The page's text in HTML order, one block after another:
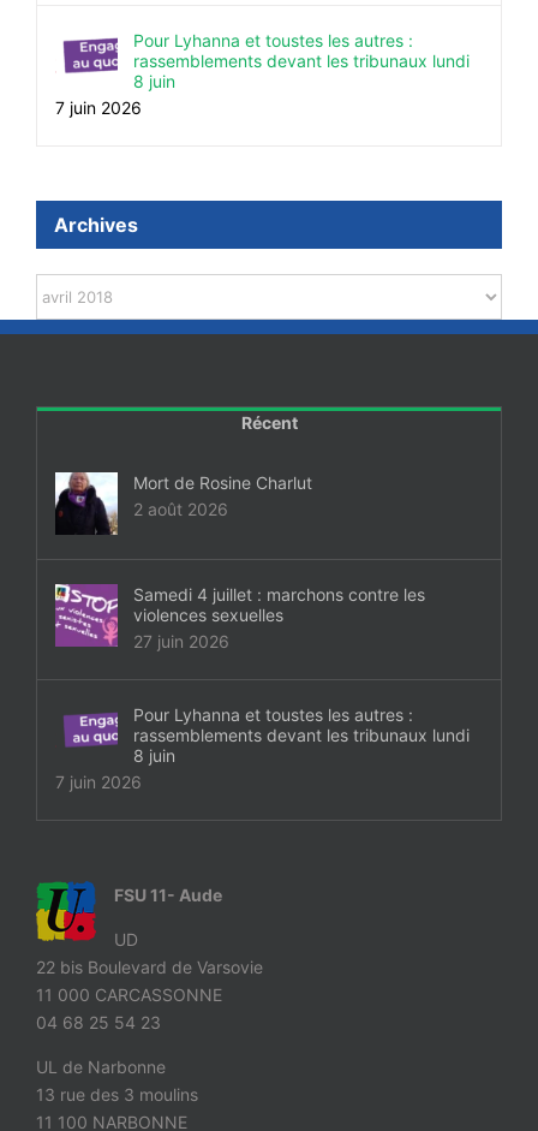
Pour Lyhanna et toustes les autres :
rassemblements devant les tribunaux lundi
8 juin
7 juin 2026
Archives
Archives
Récent
Mort de Rosine Charlut
2 août 2026
Samedi 4 juillet : marchons contre les
violences sexuelles
27 juin 2026
Pour Lyhanna et toustes les autres :
rassemblements devant les tribunaux lundi
8 juin
7 juin 2026
FSU 11- Aude
UD
22 bis Boulevard de Varsovie
11 000 CARCASSONNE
04 68 25 54 23
UL de Narbonne
13 rue des 3 moulins
11 100 NARBONNE